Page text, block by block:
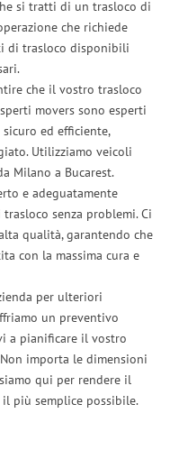
si tratti di un trasloco di
che richiede
di trasloco disponibili
che il vostro trasloco
movers sono esperti
ed efficiente,
Utilizziamo veicoli
Milano a Bucarest.
e adeguatamente
senza problemi. Ci
qualità, garantendo che
con la massima cura e
per ulteriori
un preventivo
a pianificare il vostro
importa le dimensioni
qui per rendere il
più semplice possibile.